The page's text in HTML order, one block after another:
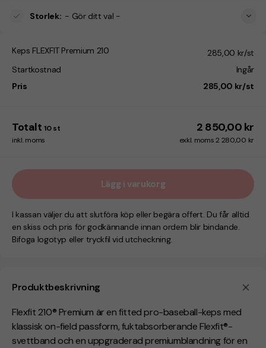
Produktbeskrivning
Flexfit 210® Premium är en fitted pro-baseball-keps med
klassisk on-field passform, fuktabsorberande Flexfit®-
svettband och en uppgraderad premiumblandning för en
Storlek: - Gör ditt val -
Keps FLEXFIT Premium 210
285,00 kr/st
Startkostnad
Ingår
Pris
285,00 kr/st
Totalt 10 st 2 850,00 kr
inkl. moms exkl. moms 2 280,00 kr
Lägg i varukorg
I kassan väljer du att slutföra köp eller begära offert. Du får alltid
en skiss och pris för godkännande innan ordern blir bindande.
Bifoga logotyp eller tryckfil vid utcheckning.